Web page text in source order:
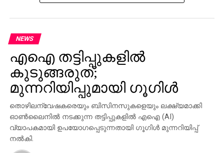
NEWS
എഐ തട്ടിപ്പുകളില്‍
കുടുങ്ങരുത്;
മുന്നറിയിപ്പുമായി ഗൂഗിള്‍
തൊഴിലന്വേഷകരെയും ബിസിനസുകളെയും ലക്ഷ്യമാക്കി
ഓണ്‍ലൈനില്‍ നടക്കുന്ന തട്ടിപ്പുകളില്‍ എഐ (AI)
വ്യാപകമായി ഉപയോഗപ്പെടുന്നതായി ഗൂഗിള്‍ മുന്നറിയിപ്പ്
നല്‍കി.